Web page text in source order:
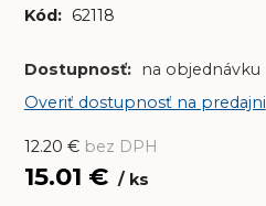
Kód: 62118
Dostupnosť:
na objednávku
Overiť dostupnosť na predajni
12.20 € bez DPH
15.01 € ks